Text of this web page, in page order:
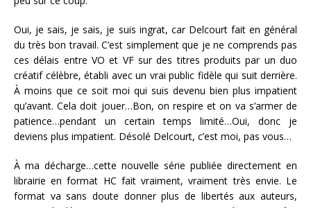
Oui, je sais, je sais, je suis ingrat, car Delcourt fait en général
du très bon travail. C’est simplement que je ne comprends pas
ces délais entre VO et VF sur des titres produits par un duo
créatif célèbre, établi avec un vrai public fidèle qui suit derrière.
À moins que ce soit moi qui suis devenu bien plus impatient
qu’avant. Cela doit jouer…Bon, on respire et on va s’armer de
patience…pendant un certain temps limité…Oui, donc je
deviens plus impatient. Désolé Delcourt, c’est moi, pas vous…
À ma décharge…cette nouvelle série publiée directement en
librairie en format HC fait vraiment, vraiment très envie. Le
format va sans doute donner plus de libertés aux auteurs,